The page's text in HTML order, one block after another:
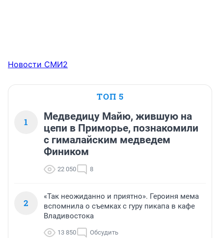
Новости СМИ2
ТОП 5
1
Медведицу Майю, жившую на
цепи в Приморье, познакомили
с гималайским медведем
Фиником
22 050 8
2
«Так неожиданно и приятно». Героиня мема
вспомнила о съемках с гуру пикапа в кафе
Владивостока
13 850 Обсудить